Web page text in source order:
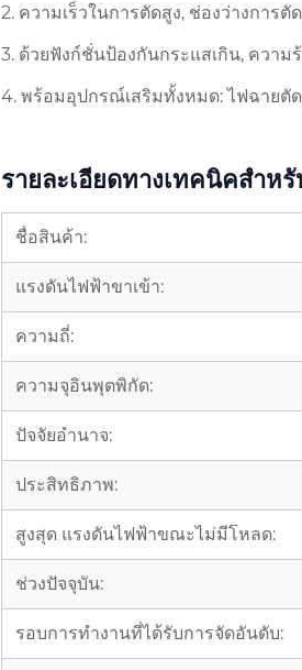
2. ความเร็วในการตัดสูง, ช่องว่างการ
3. ด้วยฟังก์ชั่นป้องกันกระแสเกิน, ควา
4. พร้อมอุปกรณ์เสริมทั้งหมด: ไฟฉายตั
รายละเอียดทางเทคนิคสำห
ชื่อสินค้า:
แรงดันไฟฟ้าขาเข้า:
ความถี่:
ความจุอินพุตพิกัด:
ปัจจัยอำนาจ:
ประสิทธิภาพ:
สูงสุด แรงดันไฟฟ้าขณะไม่มีโหลด:
ช่วงปัจจุบัน:
รอบการทำงานที่ได้รับการจัดอันดับ: